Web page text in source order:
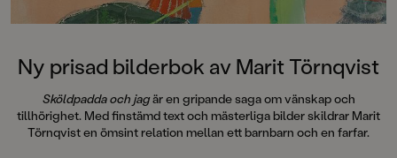
Ny prisad bilderbok av Marit Törnqvist
Sköldpadda och jagär en gripande saga om vänskap och
tillhörighet. Med finstämd text och mästerliga bilder skildrar Marit
Törnqvist en ömsint relation mellan ett barnbarn och en farfar.